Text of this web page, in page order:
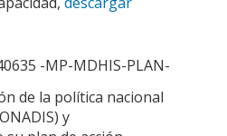
-MP-MDHIS-PLAN-
de la política nacional
y